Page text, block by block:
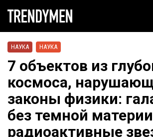
НАУКА НАУКА
7 объектов из
космоса,
законы физики:
без темной
радиоактивные